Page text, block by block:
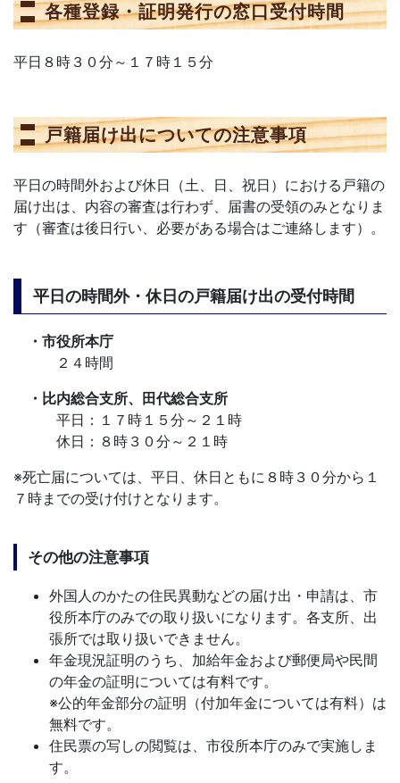
各種登録・証明発行の窓口受付時間
平日８時３０分～１７時１５分
戸籍届け出についての注意事項
平日の時間外および休日（土、日、祝日）における戸籍の
届け出は、内容の審査は行わず、届書の受領のみとなりま
す（審査は後日行い、必要がある場合はご連絡します）。
平日の時間外・休日の戸籍届け出の受付時間
・市役所本庁
２４時間
・比内総合支所、田代総合支所
平日：１７時１５分～２１時
休日：８時３０分～２１時
※死亡届については、平日、休日ともに８時３０分から１
７時までの受け付けとなります。
その他の注意事項
外国人のかたの住民異動などの届け出・申請は、市
役所本庁のみでの取り扱いになります。各支所、出
張所では取り扱いできません。
年金現況証明のうち、加給年金および郵便局や民間
の年金の証明については有料です。
※公的年金部分の証明（付加年金については有料）は
無料です。
住民票の写しの閲覧は、市役所本庁のみで実施しま
す。